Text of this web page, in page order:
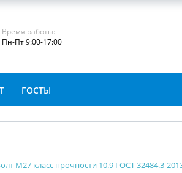
Время работы:
Пн-Пт 9:00-17:00
ГОСТЫ
М27 класс прочности 10.9 ГОСТ 32484.3-